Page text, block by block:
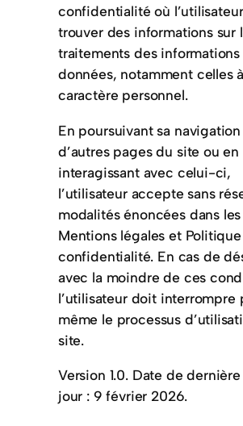
confidentialité où
trouver des informations sur
traitements des
données, notamment celles à
caractère personnel.
En poursuivant sa
d’autres pages du site ou en
interagissant avec celui-ci,
l’utilisateur accepte sans
modalités énoncées dans
Mentions légales et
confidentialité. En cas de
avec la moindre de ces
l’utilisateur doit interrompre
même le processus
site.
Version 1.0. Date de
jour : 9 février 2026.